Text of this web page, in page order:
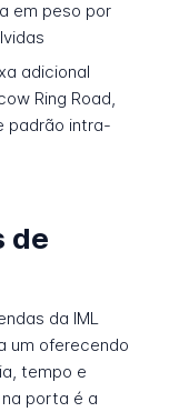
em peso por
adicional
Ring Road,
padrão intra-
de
da IML
um oferecendo
tempo e
porta é a